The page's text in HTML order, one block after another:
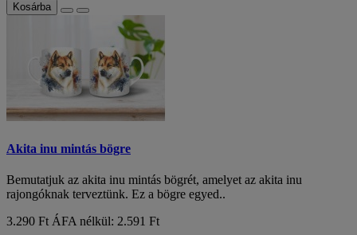
Kosárba
Akita inu mintás bögre
Bemutatjuk az akita inu mintás bögrét, amelyet az akita inu
rajongóknak terveztünk. Ez a bögre egyed..
3.290 Ft ÁFA nélkül: 2.591 Ft